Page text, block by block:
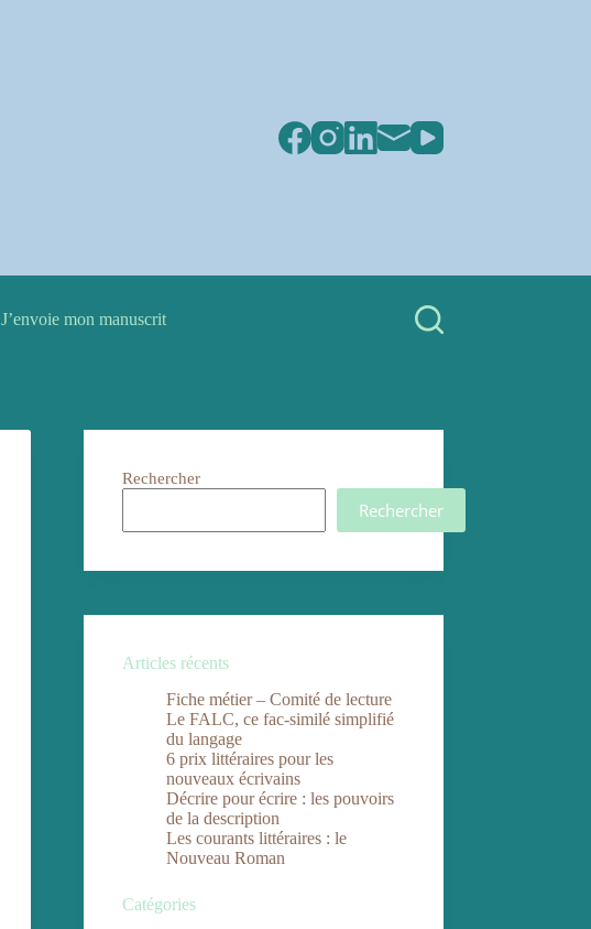
J’envoie mon manuscrit
Rechercher
Rechercher
Articles récents
Fiche métier – Comité de lecture
Le FALC, ce fac-similé simplifié
du langage
6 prix littéraires pour les
nouveaux écrivains
Décrire pour écrire : les pouvoirs
de la description
Les courants littéraires : le
Nouveau Roman
Catégories